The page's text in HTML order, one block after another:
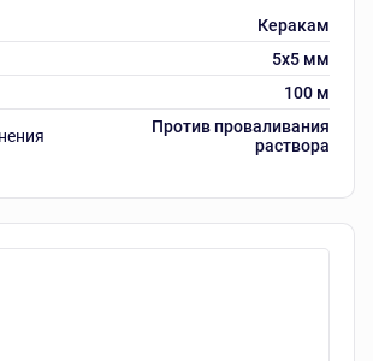
Керакам
5x5 мм
100 м
Против проваливания
раствора